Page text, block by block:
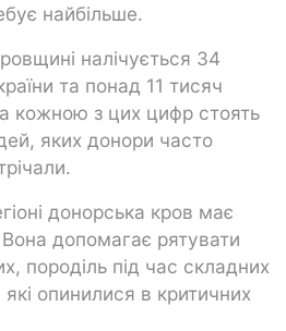
найбільше.
налічується 34
та понад 11 тисяч
кожною з цих цифр стоять
яких донори часто
донорська кров має
допомагає рятувати
породіль під час складних
які опинилися в критичних